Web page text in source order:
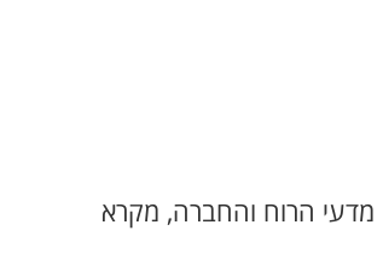
מדעי הרוח והחברה, מקרא